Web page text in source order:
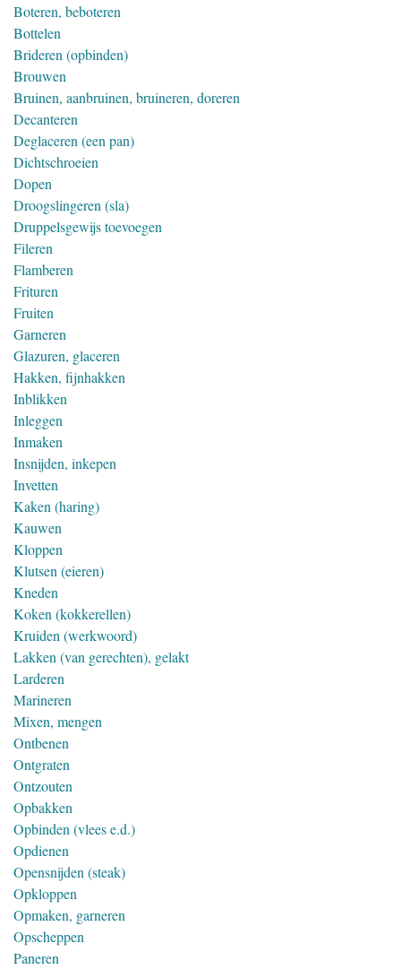
Boteren, beboteren
Bottelen
Brideren (opbinden)
Brouwen
Bruinen, aanbruinen, bruineren, doreren
Decanteren
Deglaceren (een pan)
Dichtschroeien
Dopen
Droogslingeren (sla)
Druppelsgewijs toevoegen
Fileren
Flamberen
Frituren
Fruiten
Garneren
Glazuren, glaceren
Hakken, fijnhakken
Inblikken
Inleggen
Inmaken
Insnijden, inkepen
Invetten
Kaken (haring)
Kauwen
Kloppen
Klutsen (eieren)
Kneden
Koken (kokkerellen)
Kruiden (werkwoord)
Lakken (van gerechten), gelakt
Larderen
Marineren
Mixen, mengen
Ontbenen
Ontgraten
Ontzouten
Opbakken
Opbinden (vlees e.d.)
Opdienen
Opensnijden (steak)
Opkloppen
Opmaken, garneren
Opscheppen
Paneren